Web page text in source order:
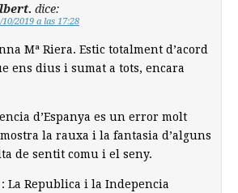
dice:
10/2019 a las 17:28
Mª Riera. Estic totalment d’acord
ens dius i sumat a tots, encara
d’Espanya es un error molt
la rauxa i la fantasia d’alguns
de sentit comu i el seny.
La Republica i la Indepencia